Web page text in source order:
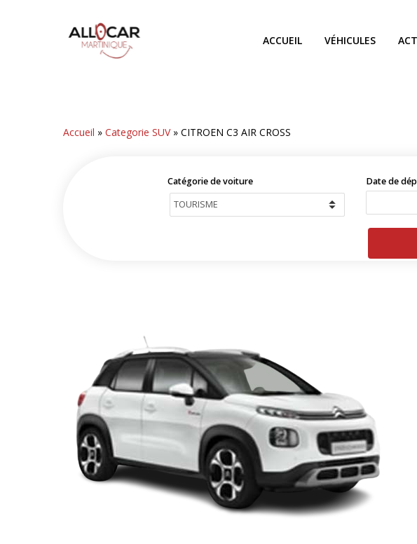
ACCUEIL VÉHICULES
Accueil »Categorie SUV»CITROEN C3 AIR CROSS
Catégorie de voiture Date de